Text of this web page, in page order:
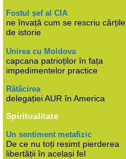
Fostul șef al CIA
ne învață cum se rescriu cărțile
de istorie
Unirea cu Moldova
capcana patrioților în fața
impedimentelor practice
Rătăcirea
delegației AUR în America
Spiritualitate
Un sentiment metafizic
De ce nu toți resimt pierderea
libertății în același fel